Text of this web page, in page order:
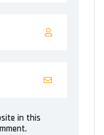
in this